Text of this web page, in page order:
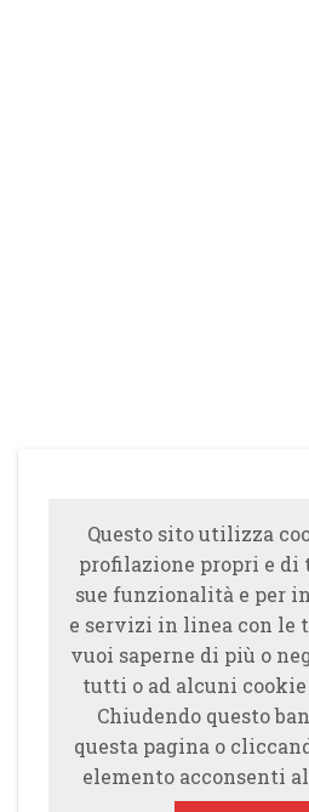
Questo sito utilizza
profilazione propri e di
sue funzionalità e per
e servizi in linea con le
vuoi saperne di più o
tutti o ad alcuni
Chiudendo questo
questa pagina o
elemento acconsenti